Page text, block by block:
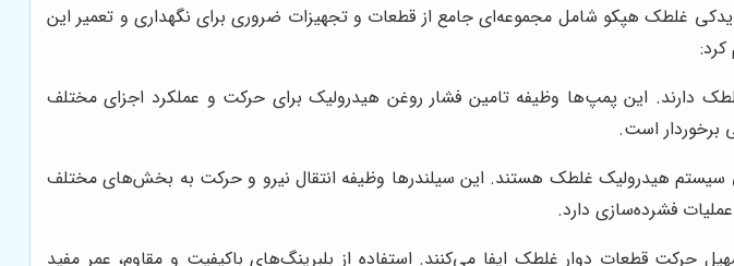
غلطک هپکو شامل مجموعه‌ای جامع از قطعات و تجهیزات ضروری برای نگهداری و تعمیر این
این پمپ‌ها وظیفه تامین فشار روغن هیدرولیک برای حرکت و عملکرد اجزای مختلف
برخوردار است.
هیدرولیک غلطک هستند. این سیلندرها وظیفه انتقال نیرو و حرکت به بخش‌های مختلف
فشرده‌سازی دارد.
قطعات دوار غلطک ایفا می‌کنند. استفاده از بلبرینگ‌های باکیفیت و مقاوم، عمر مفید